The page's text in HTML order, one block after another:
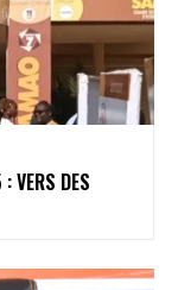
VERS DES